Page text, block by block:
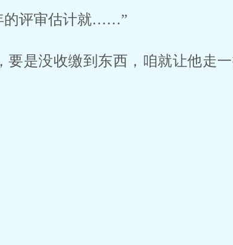
的评审估计就……”
要是没收缴到东西，咱就让他走